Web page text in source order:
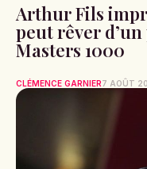
Arthur Fils
peut rêver
Masters 1000
CLÉMENCE GARNIER7 AOÛT